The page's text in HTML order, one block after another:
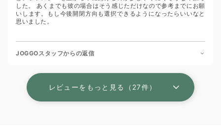
した。 あくまでも彼の場合はそう感じただけなので参考までにお願
いします。もし今後開閉方向も選択できるようになったらいいなと
思いました。
JOGGOスタッフからの返信
レビューをもっと見る（27件）